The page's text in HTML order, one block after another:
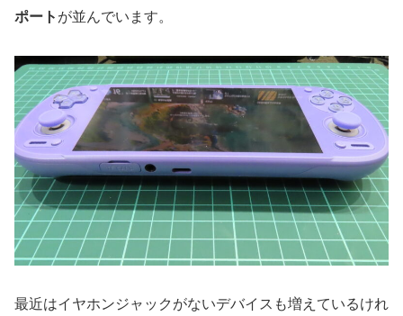
ポート が並んでいます。
最近はイヤホンジャックがないデバイスも増えているけれ